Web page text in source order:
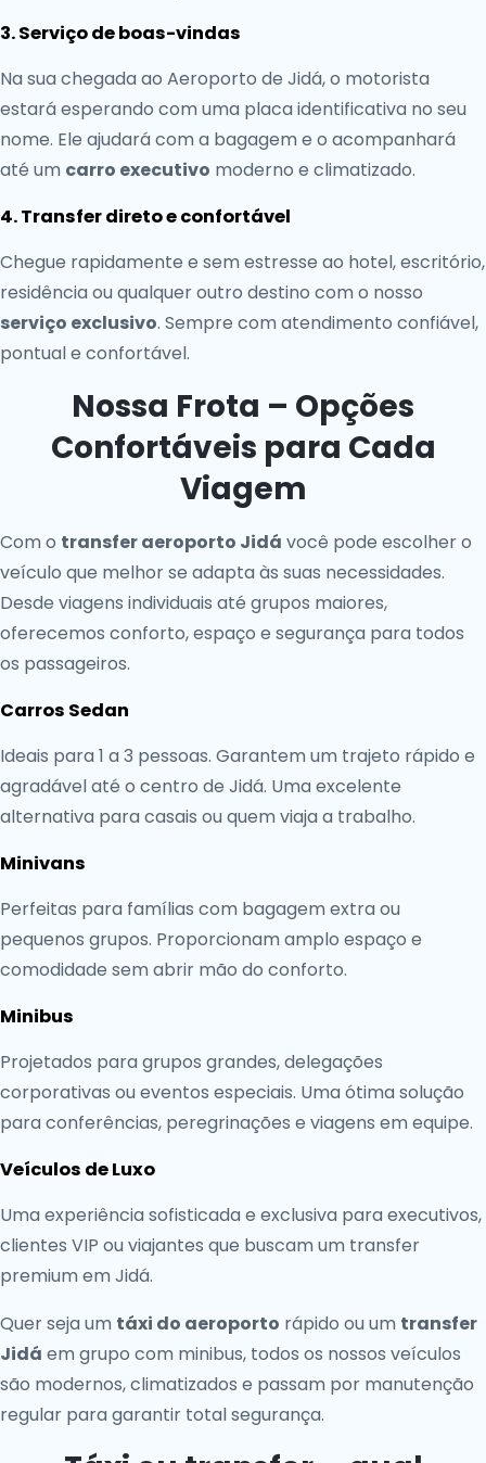
3. Serviço de boas-vindas
Na sua chegada ao Aeroporto de Jidá, o motorista
estará esperando com uma placa identificativa no seu
nome. Ele ajudará com a bagagem e o acompanhará
até um carro executivo moderno e climatizado.
4. Transfer direto e confortável
Chegue rapidamente e sem estresse ao hotel, escritório,
residência ou qualquer outro destino com o nosso
serviço exclusivo. Sempre com atendimento confiável,
pontual e confortável.
Nossa Frota – Opções
Confortáveis para Cada
Viagem
Com o transfer aeroporto Jidá você pode escolher o
veículo que melhor se adapta às suas necessidades.
Desde viagens individuais até grupos maiores,
oferecemos conforto, espaço e segurança para todos
os passageiros.
Carros Sedan
Ideais para 1 a 3 pessoas. Garantem um trajeto rápido e
agradável até o centro de Jidá. Uma excelente
alternativa para casais ou quem viaja a trabalho.
Minivans
Perfeitas para famílias com bagagem extra ou
pequenos grupos. Proporcionam amplo espaço e
comodidade sem abrir mão do conforto.
Minibus
Projetados para grupos grandes, delegações
corporativas ou eventos especiais. Uma ótima solução
para conferências, peregrinações e viagens em equipe.
Veículos de Luxo
Uma experiência sofisticada e exclusiva para executivos,
clientes VIP ou viajantes que buscam um transfer
premium em Jidá.
Quer seja um táxi do aeroporto rápido ou um transfer
Jidá em grupo com minibus, todos os nossos veículos
são modernos, climatizados e passam por manutenção
regular para garantir total segurança.